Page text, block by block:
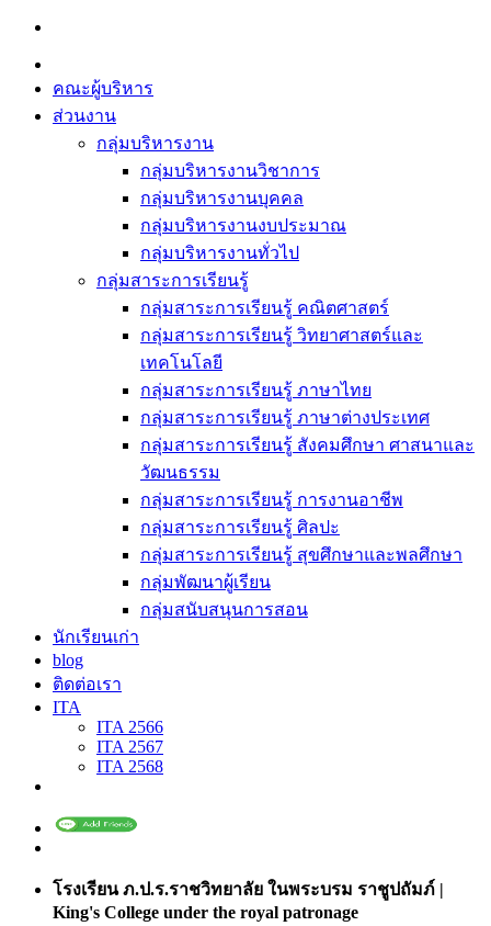
Skip
content
คณะผู้บริหาร
ส่วนงาน
กลุ่มบริหารงาน
กลุ่มบริหารงานวิชาการ
กลุ่มบริหารงานบุคคล
กลุ่มบริหารงานงบประมาณ
กลุ่มบริหารงานทั่วไป
กลุ่มสาระการเรียนรู้
กลุ่มสาระการเรียนรู้ คณิตศาสตร์
กลุ่มสาระการเรียนรู้ วิทยาศาสตร์และ
เทคโนโลยี
กลุ่มสาระการเรียนรู้ ภาษาไทย
กลุ่มสาระการเรียนรู้ ภาษาต่างประเทศ
กลุ่มสาระการเรียนรู้ สังคมศึกษา ศาสนาและ
วัฒนธรรม
กลุ่มสาระการเรียนรู้ การงานอาชีพ
กลุ่มสาระการเรียนรู้ ศิลปะ
กลุ่มสาระการเรียนรู้ สุขศึกษาและพลศึกษา
กลุ่มพัฒนาผู้เรียน
กลุ่มสนับสนุนการสอน
นักเรียนเก่า
blog
ติดต่อเรา
ITA
ITA 2566
ITA 2567
ITA 2568
โรงเรียน ภ.ป.ร.ราชวิทยาลัย ในพระบรม ราชูปถัมภ์ |
King's College under the royal patronage